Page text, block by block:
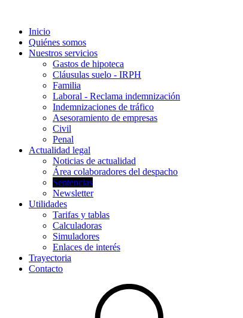
Inicio
Quiénes somos
Nuestros servicios
Gastos de hipoteca
Cláusulas suelo - IRPH
Familia
Laboral - Reclama indemnización
Indemnizaciones de tráfico
Asesoramiento de empresas
Civil
Penal
Actualidad legal
Noticias de actualidad
Área colaboradores del despacho
Sentencias
Newsletter
Utilidades
Tarifas y tablas
Calculadoras
Simuladores
Enlaces de interés
Trayectoria
Contacto